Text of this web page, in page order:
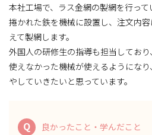
本社工場で、ラス金網の製網を行って
捲かれた鉄を機械に設置し、注文内
えて製網します。
外国人の研修生の指導も担当しており
使えなかった機械が使えるようにな
やしていきたいと思っています。
Q 良かったこと・学んだこと